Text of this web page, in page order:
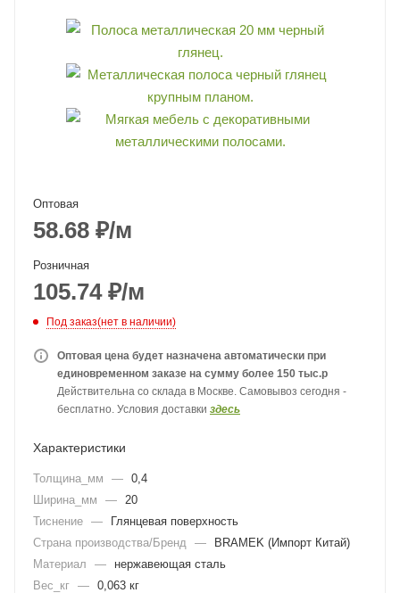
Оптовая
58.68 ₽/м
Розничная
105.74₽/м
Под заказ(нет в наличии)
Оптовая цена будет назначена автоматически при
единовременном заказе на сумму более 150 тыс.р
Действительна со склада в Москве. Самовывоз сегодня -
бесплатно. Условия доставки здесь
Характеристики
Толщина_мм — 0,4
Ширина_мм
—
20
Тиснение —
Глянцевая поверхность
Страна производства/Бренд
—
BRAMEK (Импорт Китай)
Материал
—
нержавеющая сталь
Вес_кг — 0,063 кг